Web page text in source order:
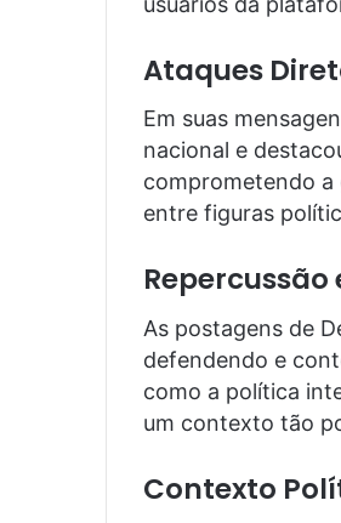
Ataques
Em suas
nacional e
comprometendo a
entre figuras
Repercussão
As postagens de
defendendo e
como a política
um contexto tão
Contexto